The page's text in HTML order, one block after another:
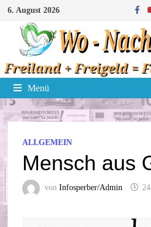
Zum
Inhalt
springen
6. August 2026
Menü
ALLGEMEIN
Mensch aus
vonInfosperber/Admin